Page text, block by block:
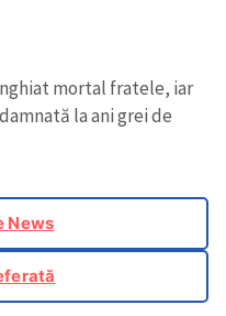
mortal fratele, iar
la ani grei de
News